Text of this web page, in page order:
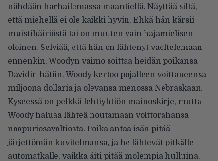
nähdään harhailemassa maantiellä. Näyttää siltä,
että miehellä ei ole kaikki hyvin. Ehkä hän kärsii
muistihäiriöstä tai on muuten vain hajamielisen
oloinen. Selviää, että hän on lähtenyt vaeltelemaan
ennenkin. Woodyn vaimo soittaa heidän poikansa
Davidin hätiin. Woody kertoo pojalleen voittaneensa
miljoona dollaria ja olevansa menossa Nebraskaan.
Kyseessä on pelkkä lehtiyhtiön mainoskirje, mutta
Woody haluaa lähteä noutamaan voittorahansa
naapuriosavaltiosta. Poika antaa isän pitää
järjettömän kuvitelmansa, ja he lähtevät pitkälle
automatkalle, vaikka äiti pitää molempia hulluina.